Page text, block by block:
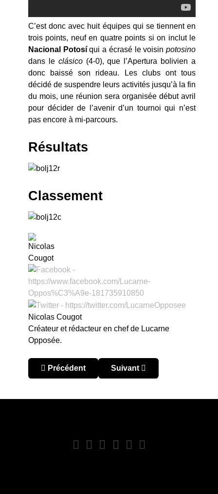
C’est donc avec huit équipes qui se tiennent en
trois points, neuf en quatre points si on inclut le
Nacional Potosíqui a écrasé le voisinpotosino
dans le clásico(4-0), que l’Apertura bolivien a
donc baissé son rideau. Les clubs ont tous
décidé de suspendre leurs activités jusqu’à la fin
du mois, une réunion sera organisée début avril
pour décider de l’avenir d’un tournoi qui n’est
pas encore à mi-parcours.
Résultats
Classement
Nicolas Cougot
Créateur et rédacteur en chef de Lucarne
Opposée.
Article précédent : Bolivie – Apertura 2020 :
Précédent Article suivant : Bolivie –
Suivant